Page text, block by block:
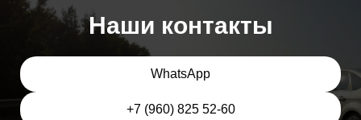
Наши контакты
WhatsApp
+7 (960) 825 52-60